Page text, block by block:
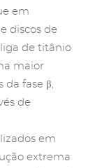
em
discos de
de titânio
maior
da fase β,
de
em
extrema